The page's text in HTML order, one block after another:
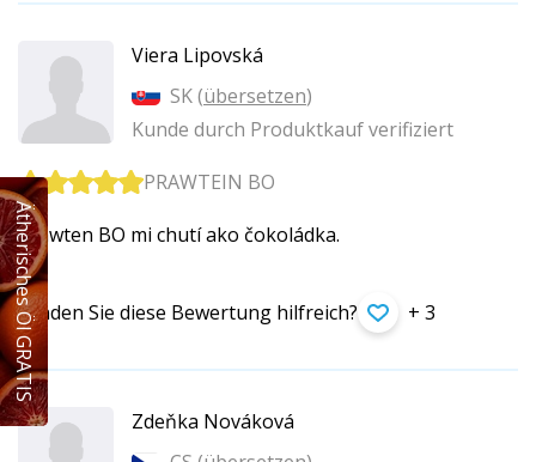
Viera Lipovská
SK (übersetzen)
Kunde durch Produktkauf verifiziert
PRAWTEIN BO
Prawten BO mi chutí ako čokoládka.
Fanden Sie diese Bewertung hilfreich? + 3
Zdeňka Nováková
Ätherisches Öl GRATIS